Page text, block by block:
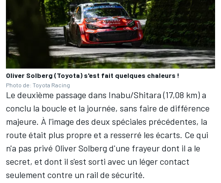
Oliver Solberg (Toyota) s'est fait quelques chaleurs !
Photo de: Toyota Racing
Le deuxième passage dans Inabu/Shitara (17,08 km) a
conclu la boucle et la journée, sans faire de différence
majeure. À l'image des deux spéciales précédentes, la
route était plus propre et a resserré les écarts. Ce qui
n'a pas privé Oliver Solberg d'une frayeur dont il a le
secret, et dont il s'est sorti avec un léger contact
seulement contre un rail de sécurité.